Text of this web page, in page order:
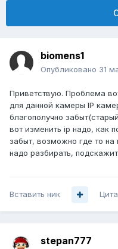
biomens1
Опубликовано 31
Приветствую. Проблема
для данной камеры IP
благополучно
вот изменить ip надо, как
забыт, возможно где то
надо разбирать,
Вставить ник
stepan777